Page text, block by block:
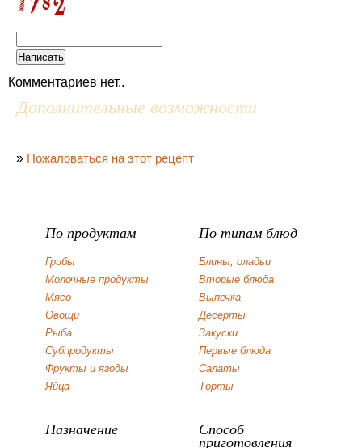
Комментариев нет..
Дополнительные возможности
» Пожаловаться на этот рецепт
По продуктам
Грибы
Молочные продукты
Мясо
Овощи
Рыба
Субпродукты
Фрукты и ягоды
Яйца
По типам блюд
Блины, оладьи
Вторые блюда
Выпечка
Десерты
Закуски
Первые блюда
Салаты
Торты
Назначение Способ
приготовления